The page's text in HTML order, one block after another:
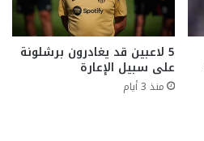
5 لاعبين قد يغادرون برشلونة
على سبيل الإعارة
منذ 3 أيام